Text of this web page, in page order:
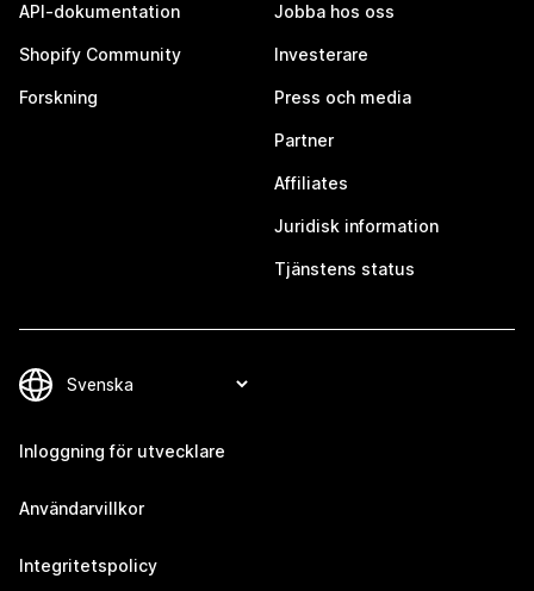
API-dokumentation
Shopify Community
Forskning
Jobba hos oss
Investerare
Press och media
Partner
Affiliates
Juridisk information
Tjänstens status
Inloggning för utvecklare
Användarvillkor
Integritetspolicy